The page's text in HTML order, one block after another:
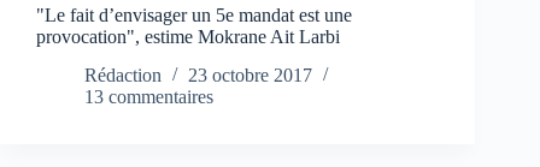
"Le fait d’envisager un 5e mandat est une
provocation", estime Mokrane Ait Larbi
Rédaction
23 octobre 2017
13 commentaires